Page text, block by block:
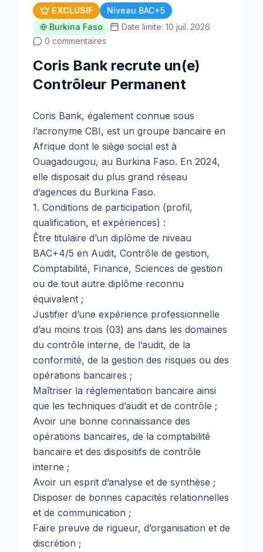
EXCLUSIF
Niveau BAC+5
Burkina Faso
Date limite: 10 juil. 2026
0 commentaires
Coris Bank recrute un(e)
Contrôleur Permanent
Coris Bank, également connue sous
l’acronyme CBI, est un groupe bancaire en
Afrique dont le siège social est à
Ouagadougou, au Burkina Faso. En 2024,
elle disposait du plus grand réseau
d’agences du Burkina Faso.
1. Conditions de participation (profil,
qualification, et expériences) :
Être titulaire d’un diplôme de niveau
BAC+4/5 en Audit, Contrôle de gestion,
Comptabilité, Finance, Sciences de gestion
ou de tout autre diplôme reconnu
équivalent ;
Justifier d’une expérience professionnelle
d’au moins trois (03) ans dans les domaines
du contrôle interne, de l’audit, de la
conformité, de la gestion des risques ou des
opérations bancaires ;
Maîtriser la réglementation bancaire ainsi
que les techniques d’audit et de contrôle ;
Avoir une bonne connaissance des
opérations bancaires, de la comptabilité
bancaire et des dispositifs de contrôle
interne ;
Avoir un esprit d’analyse et de synthèse ;
Disposer de bonnes capacités relationnelles
et de communication ;
Faire preuve de rigueur, d’organisation et de
discrétion ;